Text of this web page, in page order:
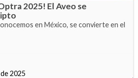
2025! El Aveo se
en México, se convierte en el
2025